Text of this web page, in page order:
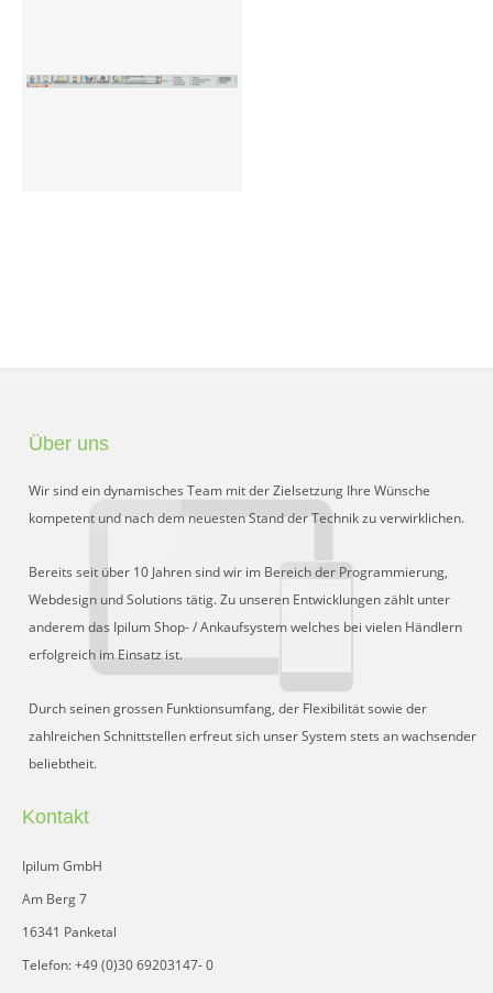
Sperrliste
Schnittstelle für Preisvergleiche
Liveeditor
Über uns
Wir sind ein dynamisches Team mit der Zielsetzung Ihre Wünsche
kompetent und nach dem neuesten Stand der Technik zu verwirklichen.
Bereits seit über 10 Jahren sind wir im Bereich der Programmierung,
Webdesign und Solutions tätig. Zu unseren Entwicklungen zählt unter
anderem das Ipilum Shop- / Ankaufsystem welches bei vielen Händlern
erfolgreich im Einsatz ist.
Durch seinen grossen Funktionsumfang, der Flexibilität sowie der
zahlreichen Schnittstellen erfreut sich unser System stets an wachsender
beliebtheit.
Kontakt
Ipilum GmbH
Am Berg 7
16341 Panketal
Telefon: +49 (0)30 69203147- 0